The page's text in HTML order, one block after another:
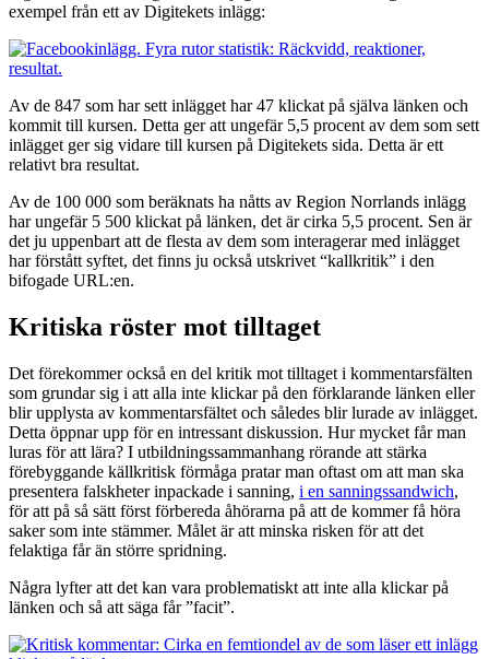
exempel från ett av Digitekets inlägg:
Av de 847 som har sett inlägget har 47 klickat på själva länken och
kommit till kursen. Detta ger att ungefär 5,5 procent av dem som sett
inlägget ger sig vidare till kursen på Digitekets sida. Detta är ett
relativt bra resultat.
Av de 100 000 som beräknats ha nåtts av Region Norrlands inlägg
har ungefär 5 500 klickat på länken, det är cirka 5,5 procent. Sen är
det ju uppenbart att de flesta av dem som interagerar med inlägget
har förstått syftet, det finns ju också utskrivet “kallkritik” i den
bifogade URL:en.
Kritiska röster mot tilltaget
Det förekommer också en del kritik mot tilltaget i kommentarsfälten
som grundar sig i att alla inte klickar på den förklarande länken eller
blir upplysta av kommentarsfältet och således blir lurade av inlägget.
Detta öppnar upp för en intressant diskussion. Hur mycket får man
luras för att lära? I utbildningssammanhang rörande att stärka
förebyggande källkritisk förmåga pratar man oftast om att man ska
presentera falskheter inpackade i sanning, i en sanningssandwich,
för att på så sätt först förbereda åhörarna på att de kommer få höra
saker som inte stämmer. Målet är att minska risken för att det
felaktiga får än större spridning.
Några lyfter att det kan vara problematiskt att inte alla klickar på
länken och så att säga får ”facit”.